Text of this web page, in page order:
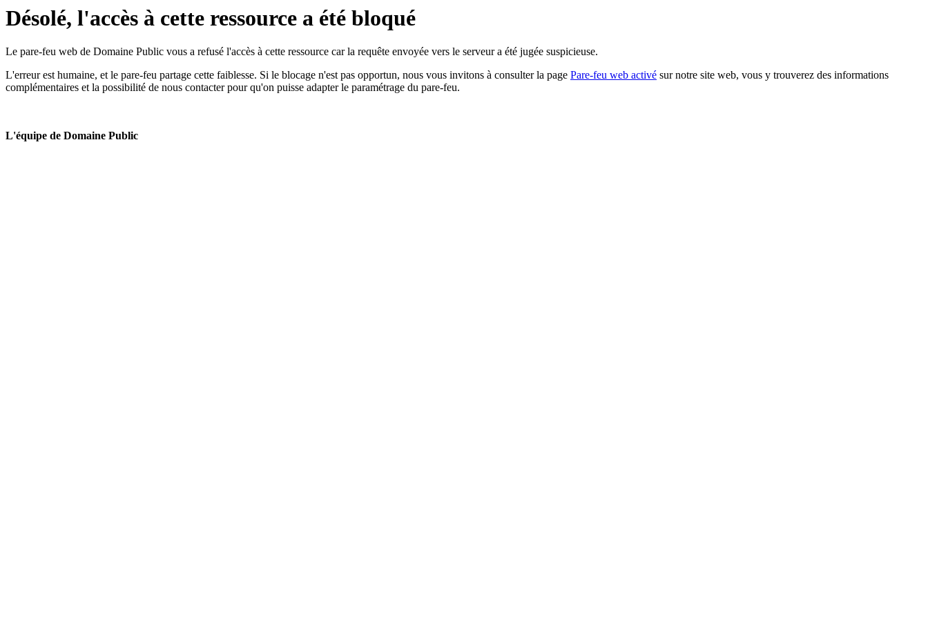
Désolé, l'accès à cette ressource a été bloqué
Le pare-feu web de Domaine Public vous a refusé l'accès à cette ressource car la requête envoyée vers le serveur a été jugée suspicieuse.
L'erreur est humaine, et le pare-feu partage cette faiblesse. Si le blocage n'est pas opportun, nous vous invitons à consulter la page Pare-feu web activé sur notre site web, vous y trouverez des informations
complémentaires et la possibilité de nous contacter pour qu'on puisse adapter le paramétrage du pare-feu.
L'équipe de Domaine Public